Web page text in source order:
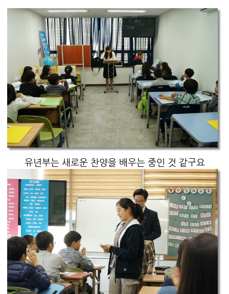
유년부는 새로운 찬양을 배우는 중인 것 같구요